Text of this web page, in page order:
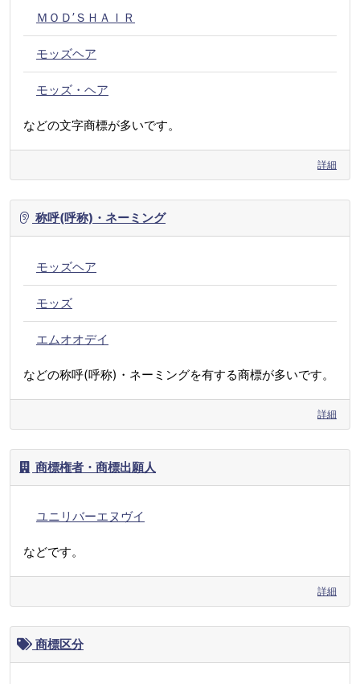
ＭＯＤ’ＳＨＡＩＲ
モッズヘア
モッズ・ヘア
などの文字商標が多いです。
詳細
称呼(呼称)・ネーミング
モッズヘア
モッズ
エムオオデイ
などの称呼(呼称)・ネーミングを有する商標が多いです。
詳細
商標権者・商標出願人
ユニリバーエヌヴイ
などです。
詳細
商標区分